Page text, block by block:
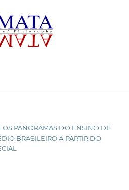
PANORAMAS DO ENSINO DE
BRASILEIRO A PARTIR DO